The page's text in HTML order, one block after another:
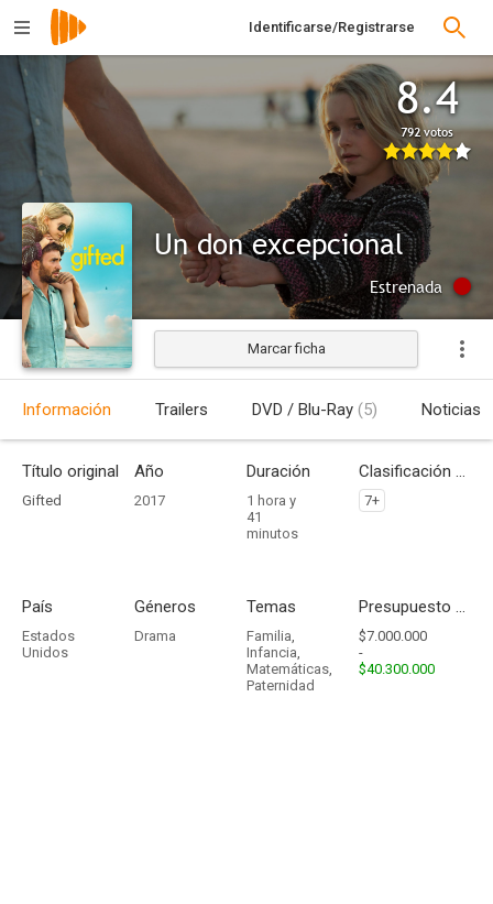
Identificarse/Registrarse
8.4
792 votos
Un don excepcional
Estrenada
Marcar ficha
Información Trailers DVD / Blu-Ray (5) Noticias
Título original
Gifted
Año
2017
Duración
1 hora y
41
minutos
Clasificación por edades
7+
País
Estados
Unidos
Géneros
Drama
Temas
Familia,
Infancia,
Matemáticas,
Paternidad
Presupuesto - Ingresos
$7.000.000
-
$40.300.000